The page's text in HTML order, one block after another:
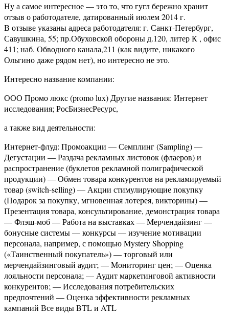
Ну а самое интересное — это то, что гугл бережно хранит
отзыв о работодателе, датированный июлем 2014 г.
В отзыве указаны адреса работодателя: г. Санкт-Петербург,
Савушкина, 55; пр.Обуховской обороны д.120, литер К , офис
411; наб. Обводного канала,211 (как видите, никакого
Ольгино даже рядом нет), но интересно не это.
Интересно название компании:
ООО Промо люкс (promo lux) Другие названия: Интернет
исследования; РосБизнесРесурс,
а также вид деятельности:
Интернет-флуд: Промоакции — Семплинг (Sampling) —
Дегустации — Раздача рекламных листовок (флаеров) и
распространение (буклетов рекламной полиграфической
продукции) — Обмен товара конкурентов на рекламируемый
товар (switch-selling) — Акции стимулирующие покупку
(Подарок за покупку, мгновенная лотерея, викторины) —
Презентация товара, консультирование, демонстрация товара
— Флэш-моб — Работа на выставках — Мерчендайзинг —
бонусные системы — конкурсы — изучение мотивации
персонала, например, с помощью Mystery Shopping
(«Таинственный покупатель») — торговый или
мерчендайзинговый аудит; — Мониторинг цен; — Оценка
лояльности персонала; — Аудит маркетинговой активности
конкурентов; — Исследования потребительских
предпочтений — Оценка эффективности рекламных
кампаний Все виды BTL и ATL